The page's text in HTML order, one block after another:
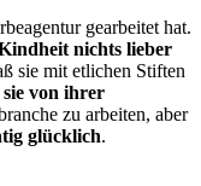
gearbeitet hat.
nichts lieber
sie mit etlichen Stiften
von ihrer
zu arbeiten, aber
glücklich.